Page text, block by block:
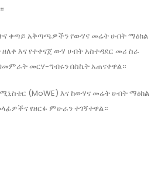
ቀጣይ አቅጣጫዎችን የውሃና መሬት ሀብት ማዕከል
ዘለቀ እና የተቀናጀ ውሃ ሀብት አስተዳደር መሪ ስራ
መርሃ-ግብሩን በስኬት አጠናቀዋል።
(MoWE) እና ከውሃና መሬት ሀብት ማዕከል
የዘርፉ ምሁራን ተገኝተዋል።